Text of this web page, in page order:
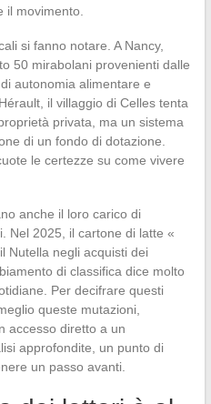
il movimento.
si fanno notare. A Nancy,
50 mirabolani provenienti dalle
autonomia alimentare e
il villaggio di Celles tenta
privata, ma un sistema
di un fondo di dotazione.
le certezze su come vivere
anche il loro carico di
Nel 2025, il cartone di latte «
Nutella negli acquisti dei
di classifica dice molto
Per decifrare questi
queste mutazioni,
accesso diretto a un
approfondite, un punto di
un passo avanti.